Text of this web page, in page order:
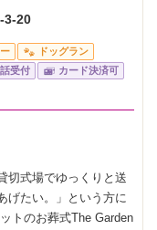
3-20
ドッグラン
受付
カード決済可
切式場でゆっくりと送
げたい。」という方に
トのお葬式The Garden